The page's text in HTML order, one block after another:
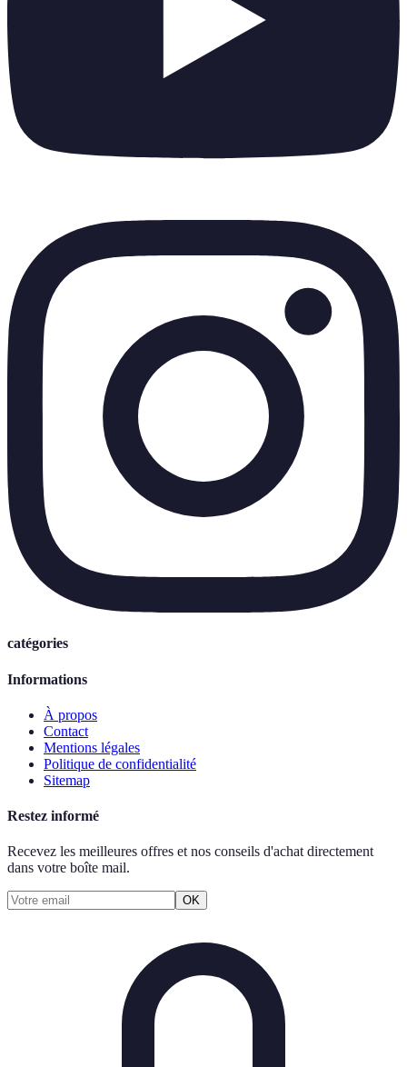
catégories
Informations
À propos
Contact
Mentions légales
Politique de confidentialité
Sitemap
Restez informé
Recevez les meilleures offres et nos conseils d'achat directement
dans votre boîte mail.
OK